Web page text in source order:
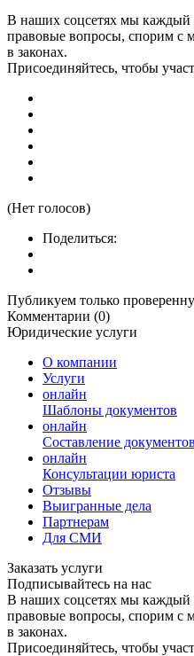
В наших соцсетях мы каждый
правовые вопросы, спорим с
в законах.
Присоединяйтесь, чтобы
(Нет голосов)
Поделиться:
Публикуем только
Комментарии (0)
Юридические услуги
О компании
Услуги
онлайн
Шаблоны документов
онлайн
Составление документов
онлайн
Консультации юриста
Отзывы
Выигранные дела
Партнерам
Для СМИ
Заказать услуги
Подписывайтесь на нас
В наших соцсетях мы каждый
правовые вопросы, спорим с
в законах.
Присоединяйтесь, чтобы